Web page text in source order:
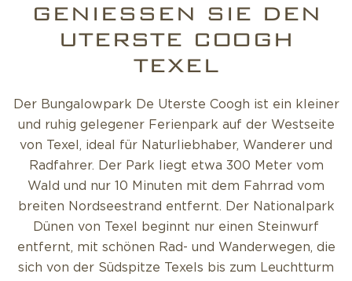
GENIESSEN SIE DEN U
TERSTE COOGH T
EXEL
Der Bungalowpark De Uterste Coogh ist ein kleiner
und ruhig gelegener Ferienpark auf der Westseite
von Texel, ideal für Naturliebhaber, Wanderer und
Radfahrer. Der Park liegt etwa 300 Meter vom
Wald und nur 10 Minuten mit dem Fahrrad vom
breiten Nordseestrand entfernt. Der Nationalpark
Dünen von Texel beginnt nur einen Steinwurf
entfernt, mit schönen Rad- und Wanderwegen, die
sich von der Südspitze Texels bis zum Leuchtturm